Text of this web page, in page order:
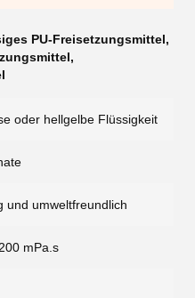
PU-Freisetzungsmittel,
,
oder hellgelbe Flüssigkeit
und umweltfreundlich
mPa.s